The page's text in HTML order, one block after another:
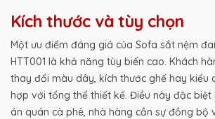
Kích thước và tùy chọn
Một ưu điểm đáng giá của Sofa sắt nệm
HTT001 là khả năng tùy biến cao. Khách
thay đổi màu dây, kích thước ghế hay kiểu
hợp với tổng thể thiết kế. Điều này đặc biệt
án quán cà phê, nhà hàng cần sự đồng bộ